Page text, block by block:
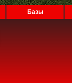
Базы